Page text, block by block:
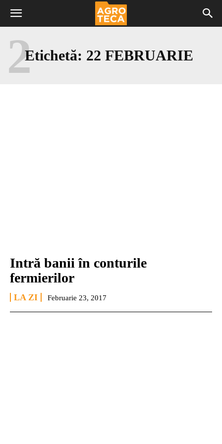
Etichetă: 22 FEBRUARIE
2
Intră banii în conturile
fermierilor
LA ZI Februarie 23, 2017